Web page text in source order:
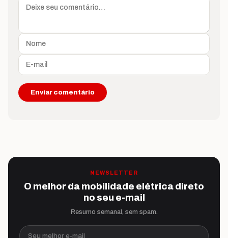
NEWSLETTER
O melhor da mobilidade elétrica direto
no seu e-mail
Resumo semanal, sem spam.
Seu melhor e-mail